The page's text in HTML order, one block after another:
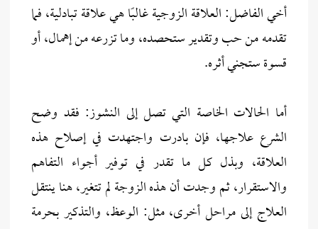
أخي الفاضل: العلاقة الزوجية غالبًا هي علاقة تبادلية، فما
تقدمه من حب وتقدير ستحصده، وما تزرعه من إهمال، أو
قسوة ستجني أثره.
أما الحالات الخاصة التي تصل إلى النشوز: فقد وضح
الشرع علاجها، فإن بادرت واجتهدت في إصلاح هذه
العلاقة، وبذل كل ما تقدر في توفير أجواء التفاهم
والاستقرار، ثم وجدت أن هذه الزوجة لم تتغير، هنا ينتقل
العلاج إلى مراحل أخرى، مثل: الوعظ، والتذكير بحرمة